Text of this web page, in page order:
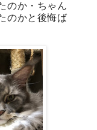
のか・ちゃん
のかと後悔ば